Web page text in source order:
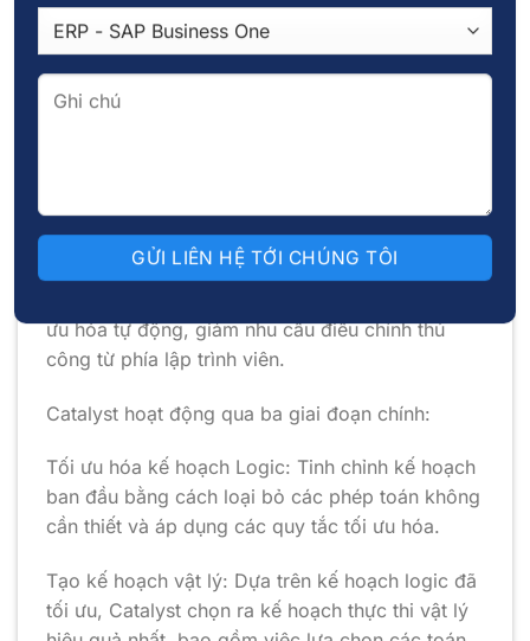
Engine.
Catalyst Optimizer
tiên tiến (như pattern matching của Scala) để tinh
chỉnh việc thực thi DataFrames và Datasets.
Không giống như RDDs yêu cầu tối ưu hóa thủ
ưu hóa tự động, giảm nhu cầu điều chỉnh thủ
công từ phía lập trình viên.
Catalyst hoạt động qua ba giai đoạn chính:
Tối ưu hóa kế hoạch Logic: Tinh chỉnh kế hoạch
ban đầu bằng cách loại bỏ các phép toán không
cần thiết và áp dụng các quy tắc tối ưu hóa.
Tạo kế hoạch vật lý: Dựa trên kế hoạch logic đã
tối ưu, Catalyst chọn ra kế hoạch thực thi vật lý